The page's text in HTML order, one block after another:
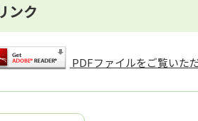
ンク
PDFファイルをご覧いた